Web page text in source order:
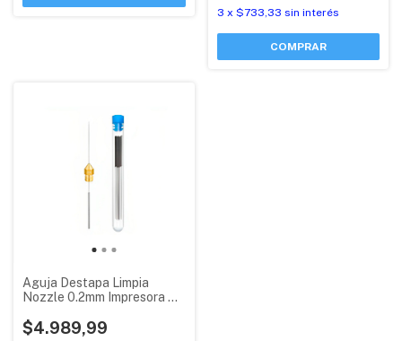
3 x $733,33 sin interés
Aguja Destapa Limpia
Nozzle 0.2mm Impresora 3d
$4.989,99